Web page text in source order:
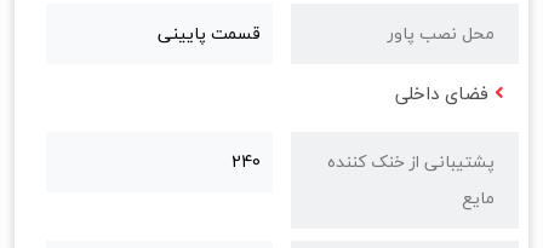
محل نصب پاور قسمت پایینی
فضای داخلی
پشتیبانی از خنک کننده
مایع
240